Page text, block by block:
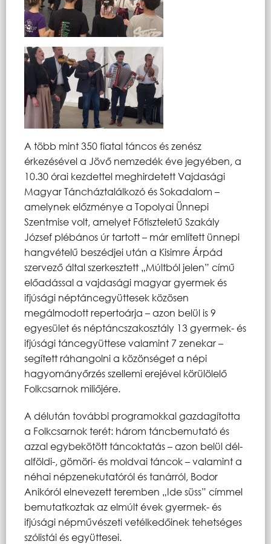
A több mint 350 fiatal táncos és zenész
érkezésével a Jövő nemzedék éve jegyében, a
10.30 órai kezdettel meghirdetett Vajdasági
Magyar Táncháztalálkozó és Sokadalom –
amelynek előzménye a Topolyai Ünnepi
Szentmise volt, amelyet Főtiszteletű Szakály
József plébános úr tartott – már említett ünnepi
hangvételű beszédjei után a Kisimre Árpád
szervező által szerkesztett „Múltból jelen” című
előadással a vajdasági magyar gyermek és
ifjúsági néptáncegyüttesek közösen
megálmodott repertoárja – azon belül is 9
egyesület és néptáncszakosztály 13 gyermek- és
ifjúsági táncegyüttese valamint 7 zenekar –
segített ráhangolni a közönséget a népi
hagyományőrzés szellemi erejével körülölelő
Folkcsarnok miliőjére.
A délután további programokkal gazdagította
a Folkcsarnok terét: három táncbemutató és
azzal egybekötött táncoktatás – azon belül dél-
alföldi-, gömöri- és moldvai táncok – valamint a
néhai népzenekutatóról és tanárról, Bodor
Anikóról elnevezett teremben „Ide süss” címmel
bemutatkoztak az elmúlt évek gyermek- és
ifjúsági népművészeti vetélkedőinek tehetséges
szólistái és együttesei.